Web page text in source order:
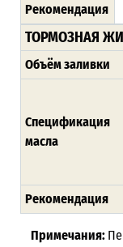
Рекомендация
ТОРМОЗНАЯ
Объём заливки
Спецификация
масла
Рекомендация
Примечания: